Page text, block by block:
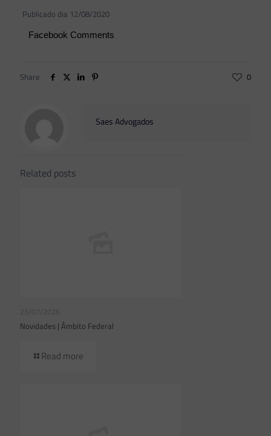
Publicado dia 12/08/2020
Facebook Comments
Share 0
Saes Advogados
Related posts
23/07/2026
Novidades | Âmbito Federal
Read more